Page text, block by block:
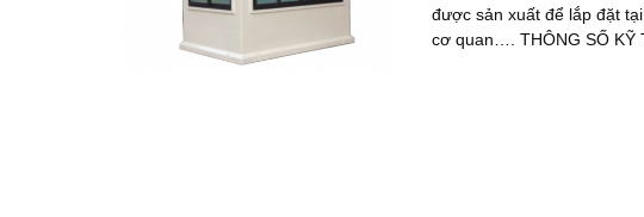
được sản xuất để lắp đặt
cơ quan…. THÔNG SỐ KỸ